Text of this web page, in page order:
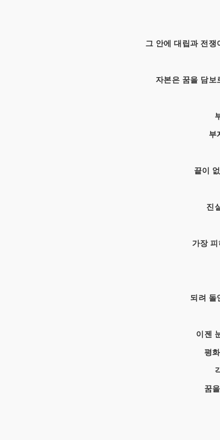
그 안에 대립과 전
자본은 꿈을 담보
부
끝이
진
가장
되려 돌
이젠
평
꿈